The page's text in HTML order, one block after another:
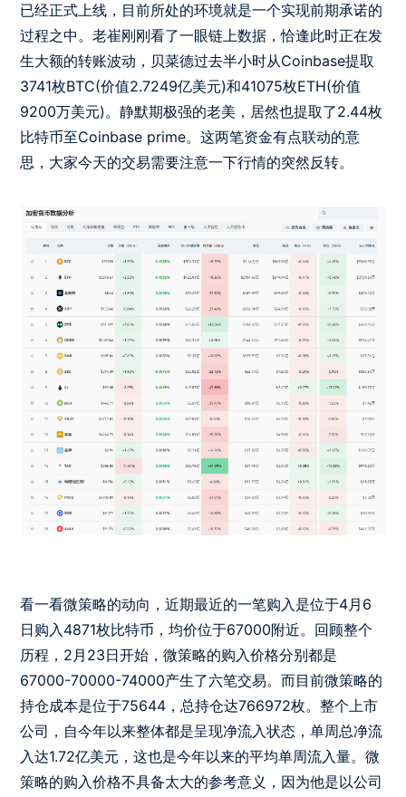
已经正式上线，目前所处的环境就是一个实现前期承诺的
过程之中。老崔刚刚看了一眼链上数据，恰逢此时正在发
生大额的转账波动，贝菜德过去半小时从Coinbase提取
3741枚BTC(价值2.7249亿美元)和41075枚ETH(价值
9200万美元)。静默期极强的老美，居然也提取了2.44枚
比特币至Coinbase prime。这两笔资金有点联动的意
思，大家今天的交易需要注意一下行情的突然反转。
看一看微策略的动向，近期最近的一笔购入是位于4月6
日购入4871枚比特币，均价位于67000附近。回顾整个
历程，2月23日开始，微策略的购入价格分别都是
67000-70000-74000产生了六笔交易。而目前微策略的
持仓成本是位于75644，总持仓达766972枚。整个上市
公司，自今年以来整体都是呈现净流入状态，单周总净流
入达1.72亿美元，这也是今年以来的平均单周流入量。微
策略的购入价格不具备太大的参考意义，因为他是以公司